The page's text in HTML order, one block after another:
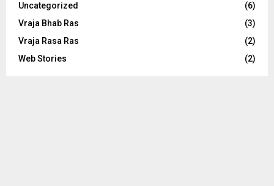
Uncategorized
(6)
Vraja Bhab Ras
(3)
Vraja Rasa Ras
(2)
Web Stories
(2)